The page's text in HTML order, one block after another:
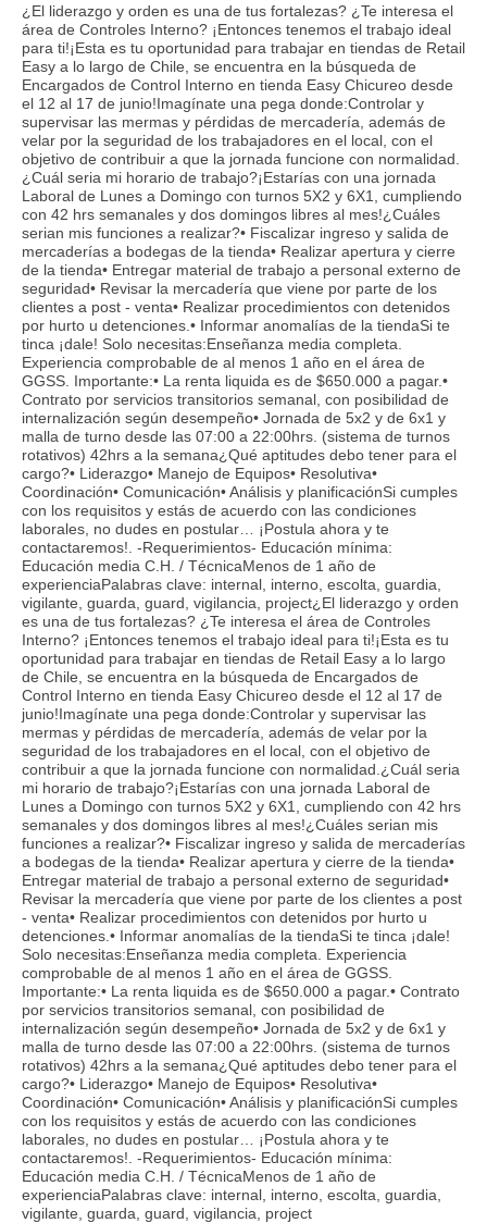
¿El liderazgo y orden es una de tus fortalezas? ¿Te interesa el
área de Controles Interno? ¡Entonces tenemos el trabajo ideal
para ti!¡Esta es tu oportunidad para trabajar en tiendas de Retail
Easy a lo largo de Chile, se encuentra en la búsqueda de
Encargados de Control Interno en tienda Easy Chicureo desde
el 12 al 17 de junio!Imagínate una pega donde:Controlar y
supervisar las mermas y pérdidas de mercadería, además de
velar por la seguridad de los trabajadores en el local, con el
objetivo de contribuir a que la jornada funcione con normalidad.
¿Cuál seria mi horario de trabajo?¡Estarías con una jornada
Laboral de Lunes a Domingo con turnos 5X2 y 6X1, cumpliendo
con 42 hrs semanales y dos domingos libres al mes!¿Cuáles
serian mis funciones a realizar?• Fiscalizar ingreso y salida de
mercaderías a bodegas de la tienda• Realizar apertura y cierre
de la tienda• Entregar material de trabajo a personal externo de
seguridad• Revisar la mercadería que viene por parte de los
clientes a post - venta• Realizar procedimientos con detenidos
por hurto u detenciones.• Informar anomalías de la tiendaSi te
tinca ¡dale! Solo necesitas:Enseñanza media completa.
Experiencia comprobable de al menos 1 año en el área de
GGSS. Importante:• La renta liquida es de $650.000 a pagar.•
Contrato por servicios transitorios semanal, con posibilidad de
internalización según desempeño• Jornada de 5x2 y de 6x1 y
malla de turno desde las 07:00 a 22:00hrs. (sistema de turnos
rotativos) 42hrs a la semana¿Qué aptitudes debo tener para el
cargo?• Liderazgo• Manejo de Equipos• Resolutiva•
Coordinación• Comunicación• Análisis y planificaciónSi cumples
con los requisitos y estás de acuerdo con las condiciones
laborales, no dudes en postular… ¡Postula ahora y te
contactaremos!. -Requerimientos- Educación mínima:
Educación media C.H. / TécnicaMenos de 1 año de
experienciaPalabras clave: internal, interno, escolta, guardia,
vigilante, guarda, guard, vigilancia, project¿El liderazgo y orden
es una de tus fortalezas? ¿Te interesa el área de Controles
Interno? ¡Entonces tenemos el trabajo ideal para ti!¡Esta es tu
oportunidad para trabajar en tiendas de Retail Easy a lo largo
de Chile, se encuentra en la búsqueda de Encargados de
Control Interno en tienda Easy Chicureo desde el 12 al 17 de
junio!Imagínate una pega donde:Controlar y supervisar las
mermas y pérdidas de mercadería, además de velar por la
seguridad de los trabajadores en el local, con el objetivo de
contribuir a que la jornada funcione con normalidad.¿Cuál seria
mi horario de trabajo?¡Estarías con una jornada Laboral de
Lunes a Domingo con turnos 5X2 y 6X1, cumpliendo con 42 hrs
semanales y dos domingos libres al mes!¿Cuáles serian mis
funciones a realizar?• Fiscalizar ingreso y salida de mercaderías
a bodegas de la tienda• Realizar apertura y cierre de la tienda•
Entregar material de trabajo a personal externo de seguridad•
Revisar la mercadería que viene por parte de los clientes a post
- venta• Realizar procedimientos con detenidos por hurto u
detenciones.• Informar anomalías de la tiendaSi te tinca ¡dale!
Solo necesitas:Enseñanza media completa. Experiencia
comprobable de al menos 1 año en el área de GGSS.
Importante:• La renta liquida es de $650.000 a pagar.• Contrato
por servicios transitorios semanal, con posibilidad de
internalización según desempeño• Jornada de 5x2 y de 6x1 y
malla de turno desde las 07:00 a 22:00hrs. (sistema de turnos
rotativos) 42hrs a la semana¿Qué aptitudes debo tener para el
cargo?• Liderazgo• Manejo de Equipos• Resolutiva•
Coordinación• Comunicación• Análisis y planificaciónSi cumples
con los requisitos y estás de acuerdo con las condiciones
laborales, no dudes en postular… ¡Postula ahora y te
contactaremos!. -Requerimientos- Educación mínima:
Educación media C.H. / TécnicaMenos de 1 año de
experienciaPalabras clave: internal, interno, escolta, guardia,
vigilante, guarda, guard, vigilancia, project